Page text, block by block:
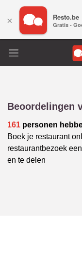
Beoordelingen
161 personen
Boek je restaurant
restaurantbezoek
en te delen
× Resto.be
Gratis -